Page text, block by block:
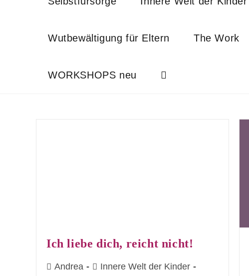
Wutbewältigung für Eltern The Work
WORKSHOPS neu
Ich liebe dich, reicht nicht!
Beitrags-
Andrea
Beitrags-
Innere Welt der Kinder